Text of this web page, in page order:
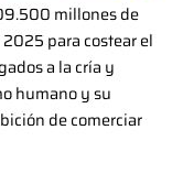
millones de
para costear el
a la cría y
humano y su
de comerciar